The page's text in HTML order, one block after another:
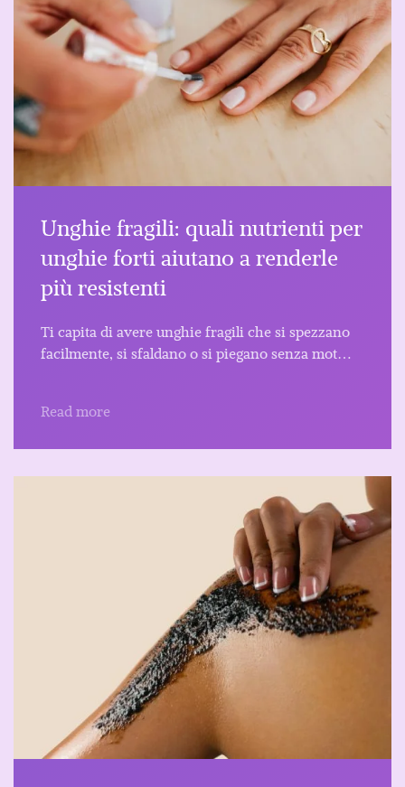
Unghie fragili: quali nutrienti per
unghie forti aiutano a renderle
più resistenti
Ti capita di avere unghie fragili che si spezzano
facilmente, si sfaldano o si piegano senza mot…
Read more